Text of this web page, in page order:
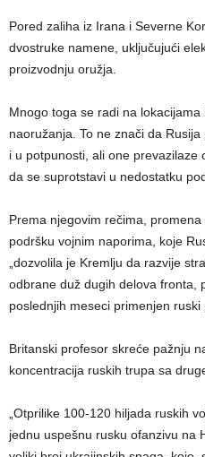
Pored zaliha iz Irana i Severne
dvostruke namene, uključujući
proizvodnju oružja.
Mnogo toga se radi na
naoružanja. To ne znači da
i u potpunosti, ali one prevazilaze
da se suprotstavi u nedostatku
Prema njegovim rečima,
podršku vojnim naporima, koje
„dozvolila je Kremlju da razvije
odbrane duž dugih delova fronta,
poslednjih meseci primenjen ruski
Britanski profesor skreće pažnju
koncentracija ruskih trupa sa
„Otprilike 100-120 hiljada ruskih
jednu uspešnu rusku ofanzivu na